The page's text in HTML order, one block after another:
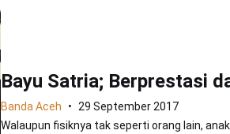
Bayu Satria; Berprestasi
Banda Aceh
29 September 2017
Walaupun fisiknya tak seperti orang lain,